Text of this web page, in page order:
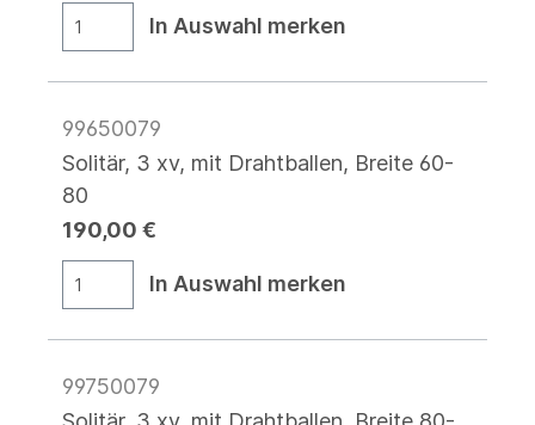
In Auswahl merken
99650079
Solitär, 3 xv, mit Drahtballen, Breite 60-
80
190,00 €
In Auswahl merken
99750079